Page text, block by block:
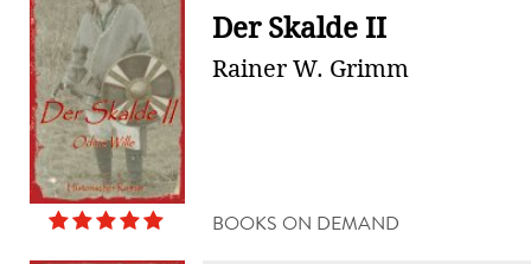
Der Skalde II
Rainer W. Grimm
BOOKS ON DEMAND